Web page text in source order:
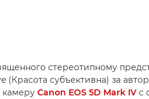
стереотипному
(Красота субъективна) за
камеру Canon EOS 5D Mark IV с